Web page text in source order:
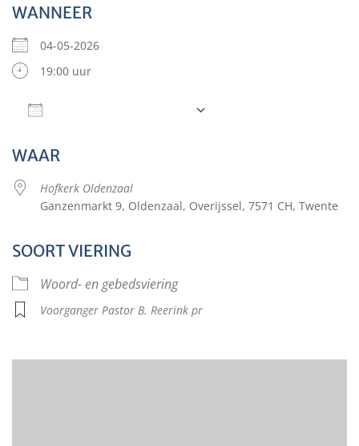
WANNEER
04-05-2026
19:00 uur
WAAR
Hofkerk Oldenzaal
Ganzenmarkt 9, Oldenzaal, Overijssel, 7571 CH, Twente
SOORT VIERING
Woord- en gebedsviering
Voorganger Pastor B. Reerink pr